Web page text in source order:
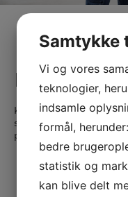
Kontakt os
Kontakt os og hør,
sikre dig mest mulig
pengene.
Samtykke
Vi og vores
teknologier,
indsamle
formål,
bedre
statistik og
kan blive delt